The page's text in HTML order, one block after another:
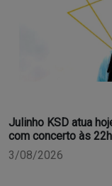
Julinho KSD atua
com concerto às
3/08/2026